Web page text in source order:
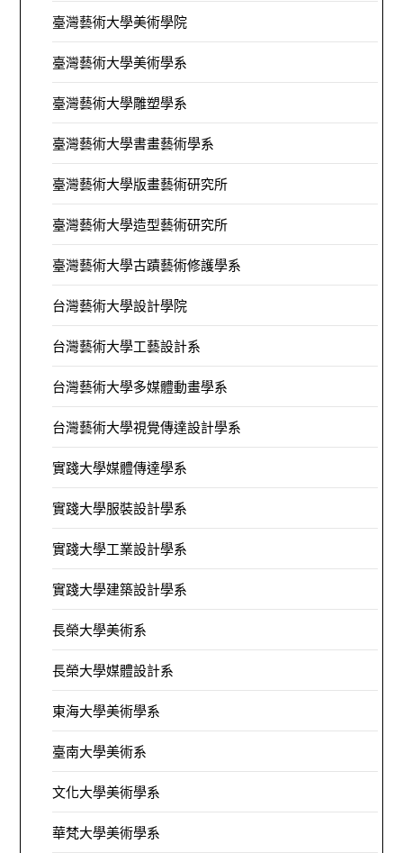
臺灣藝術大學美術學院
臺灣藝術大學美術學系
臺灣藝術大學雕塑學系
臺灣藝術大學書畫藝術學系
臺灣藝術大學版畫藝術研究所
臺灣藝術大學造型藝術研究所
臺灣藝術大學古蹟藝術修護學系
台灣藝術大學設計學院
台灣藝術大學工藝設計系
台灣藝術大學多媒體動畫學系
台灣藝術大學視覺傳達設計學系
實踐大學媒體傳達學系
實踐大學服裝設計學系
實踐大學工業設計學系
實踐大學建築設計學系
長榮大學美術系
長榮大學媒體設計系
東海大學美術學系
臺南大學美術系
文化大學美術學系
華梵大學美術學系